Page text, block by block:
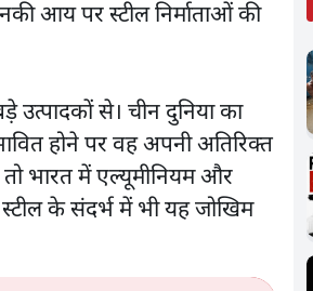
आय पर स्टील निर्माताओं की
से। चीन दुनिया का
होने पर वह अपनी अतिरिक्त
भारत में एल्यूमीनियम और
के संदर्भ में भी यह जोखिम